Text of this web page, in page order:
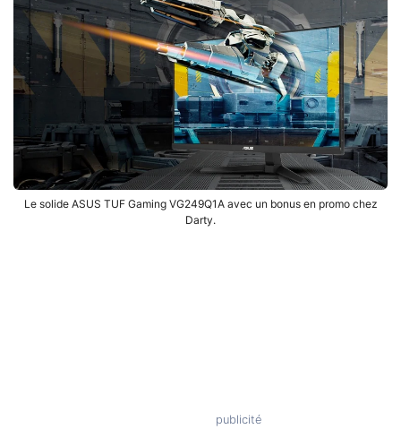
Le solide ASUS TUF Gaming VG249Q1A avec un bonus en promo chez
Darty.